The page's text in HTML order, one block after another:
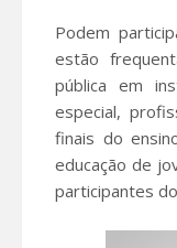
Podem
estão
pública em
especial,
finais do
educação de
participantes